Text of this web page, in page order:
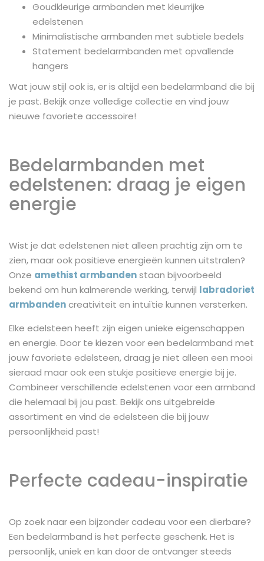
Goudkleurige armbanden met kleurrijke
edelstenen
Minimalistische armbanden met subtiele bedels
Statement bedelarmbanden met opvallende
hangers
Wat jouw stijl ook is, er is altijd een bedelarmband die bij
je past. Bekijk onze volledige collectie en vind jouw
nieuwe favoriete accessoire!
Bedelarmbanden met
edelstenen: draag je eigen
energie
Wist je dat edelstenen niet alleen prachtig zijn om te
zien, maar ook positieve energieën kunnen uitstralen?
Onze amethist armbandenstaan bijvoorbeeld
bekend om hun kalmerende werking, terwijl labradoriet
armbandencreativiteit en intuïtie kunnen versterken.
Elke edelsteen heeft zijn eigen unieke eigenschappen
en energie. Door te kiezen voor een bedelarmband met
jouw favoriete edelsteen, draag je niet alleen een mooi
sieraad maar ook een stukje positieve energie bij je.
Combineer verschillende edelstenen voor een armband
die helemaal bij jou past. Bekijk ons uitgebreide
assortiment en vind de edelsteen die bij jouw
persoonlijkheid past!
Perfecte cadeau-inspiratie
Op zoek naar een bijzonder cadeau voor een dierbare?
Een bedelarmband is het perfecte geschenk. Het is
persoonlijk, uniek en kan door de ontvanger steeds